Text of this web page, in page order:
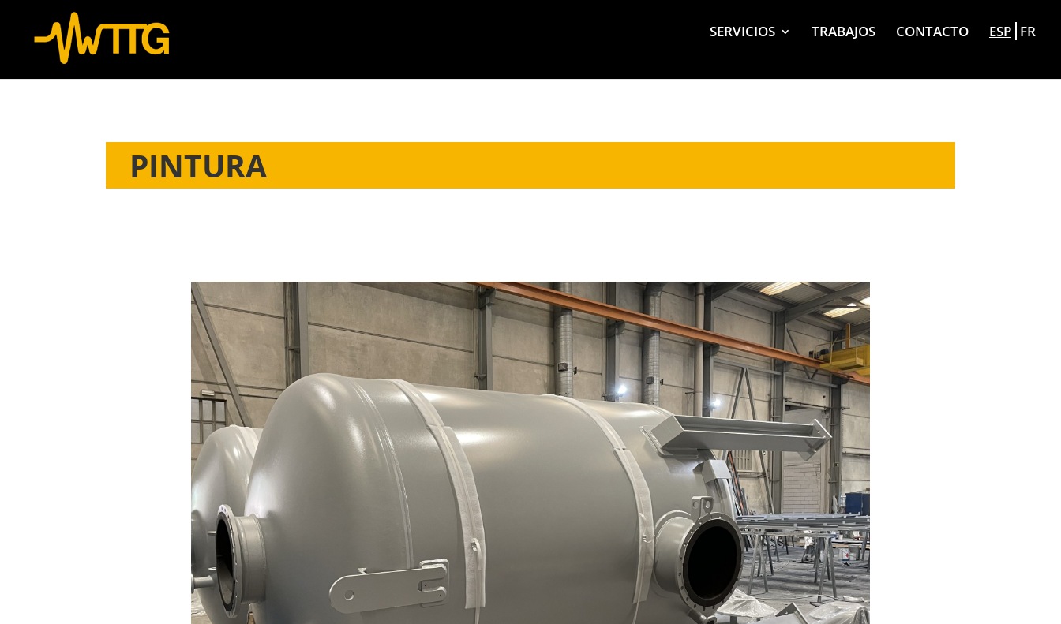
SERVICIOS TRABAJOS CONTACTO ESP FR
PINTURA